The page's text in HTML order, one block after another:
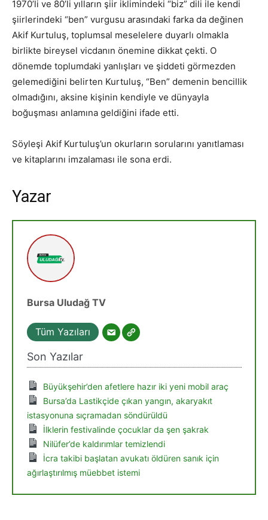
1970’li ve 80’li yılların şiir iklimindeki “biz” dili ile kendi
şiirlerindeki “ben” vurgusu arasındaki farka da değinen
Akif Kurtuluş, toplumsal meselelere duyarlı olmakla
birlikte bireysel vicdanın önemine dikkat çekti. O
dönemde toplumdaki yanlışları ve şiddeti görmezden
gelemediğini belirten Kurtuluş, “Ben” demenin bencillik
olmadığını, aksine kişinin kendiyle ve dünyayla
boğuşması anlamına geldiğini ifade etti.
Söyleşi Akif Kurtuluş’un okurların sorularını yanıtlaması
ve kitaplarını imzalaması ile sona erdi.
Yazar
Bursa Uludağ TV
Tüm Yazıları
Son Yazılar
Büyükşehir’den afetlere hazır iki yeni mobil araç
Bursa’da Lastikçide çıkan yangın, akaryakıt
istasyonuna sıçramadan söndürüldü
İlklerin festivalinde çocuklar da şen şakrak
Nilüfer’de kaldırımlar temizlendi
İcra takibi başlatan avukatı öldüren sanık için
ağırlaştırılmış müebbet istemi